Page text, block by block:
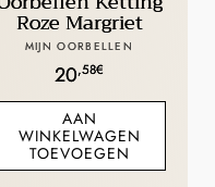
Roze Margriet
Verkoper:
MIJN OORBELLEN
Normale
prijs
20,58€
AAN
WINKELWAGEN
TOEVOEGEN